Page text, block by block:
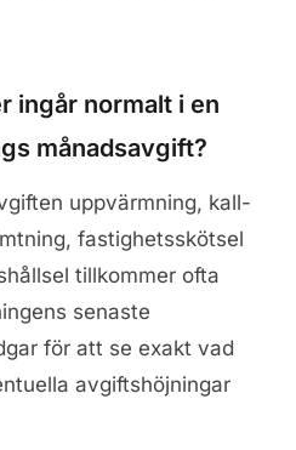
ingår normalt i en
månadsavgift?
uppvärmning, kall-
fastighetsskötsel
tillkommer ofta
senaste
för att se exakt vad
avgiftshöjningar